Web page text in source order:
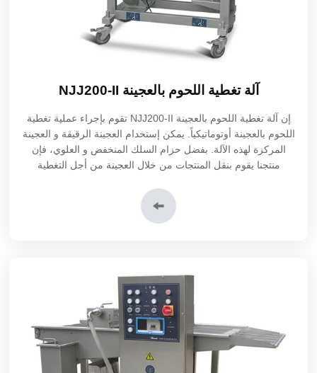
آلة تغطية اللحوم بالعجينة NJJ200-II
إن آلة تغطية اللحوم بالعجينة NJJ200-II تقوم بإجراء عملية تغطية
اللحوم بالعجينة أوتوماتيكياً. يمكن إستخدام العجينة الرقيقة و العجينة
المركزة لهذه الآلة. بفضل حزام السلك المنخفض و العلوي، فإن
منتجنا يقوم بنقل المنتجات من خلال العجينة من أجل التغطية